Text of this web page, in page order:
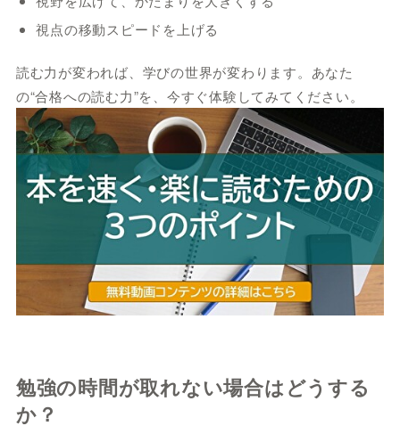
視点の移動スピードを上げる
読む力が変われば、学びの世界が変わります。あなた
の“合格への読む力”を、今すぐ体験してみてください。
勉強の時間が取れない場合はどうする
か？